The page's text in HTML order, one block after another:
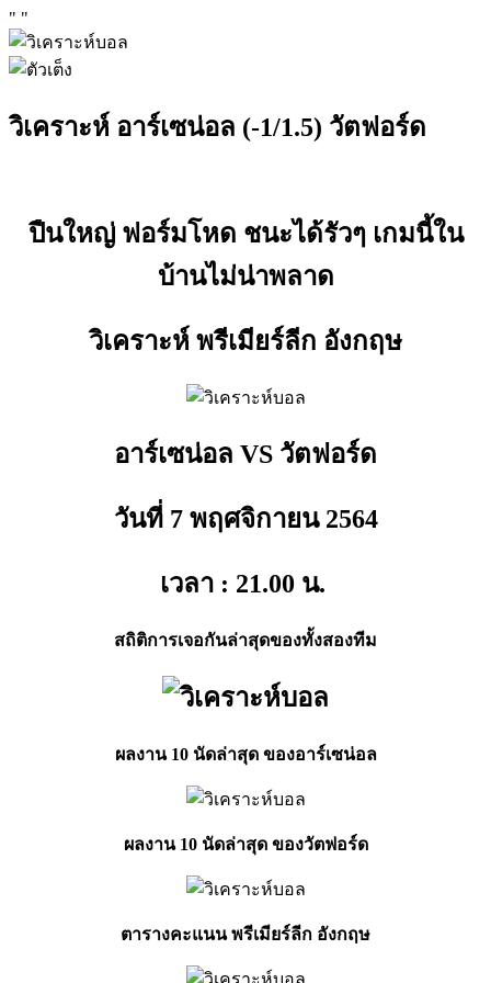
" "
วิเคราะห์ อาร์เซน่อล (-1/1.5) วัตฟอร์ด
ปืนใหญ่ ฟอร์มโหด ชนะได้รัวๆ เกมนี้ใน
บ้านไม่น่าพลาด
วิเคราะห์ พรีเมียร์ลีก อังกฤษ
อาร์เซน่อล VS วัตฟอร์ด
วันที่ 7 พฤศจิกายน2564
เวลา : 21.00 น.
สถิติการเจอกันล่าสุดของทั้งสองทีม
ผลงาน 10 นัดล่าสุด ของอาร์เซน่อล
ผลงาน 10 นัดล่าสุด ของวัตฟอร์ด
ตารางคะแนน พรีเมียร์ลีก อังกฤษ